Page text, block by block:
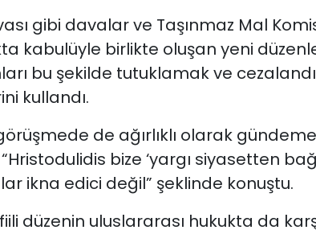
gibi davalar ve Taşınmaz Mal
kabulüyle birlikte oluşan yeni
bu şekilde tutuklamak ve
kullandı.
de ağırlıklı olarak
bize ‘yargı siyasetten
ikna edici değil” şeklinde konuştu.
fiili düzenin uluslararası hukukta da